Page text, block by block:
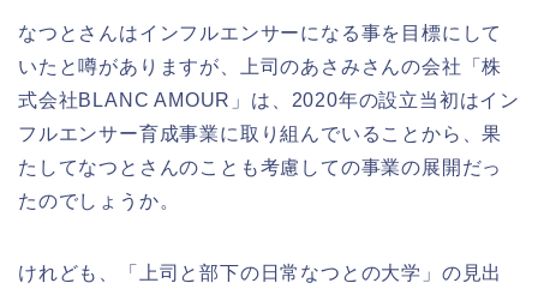
なつとさんはインフルエンサーになる事を目標にして
いたと噂がありますが、上司のあさみさんの会社「株
式会社BLANC AMOUR」は、2020年の設立当初はイン
フルエンサー育成事業に取り組んでいることから、果
たしてなつとさんのことも考慮しての事業の展開だっ
たのでしょうか。
けれども、「上司と部下の日常なつとの大学」の見出